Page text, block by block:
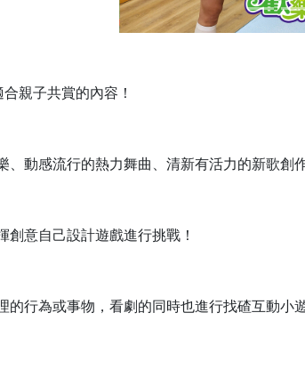
親子共賞的內容！
動感流行的熱力舞曲、清新有活力的新歌創
意自己設計遊戲進行挑戰！
行為或事物，看劇的同時也進行找碴互動小